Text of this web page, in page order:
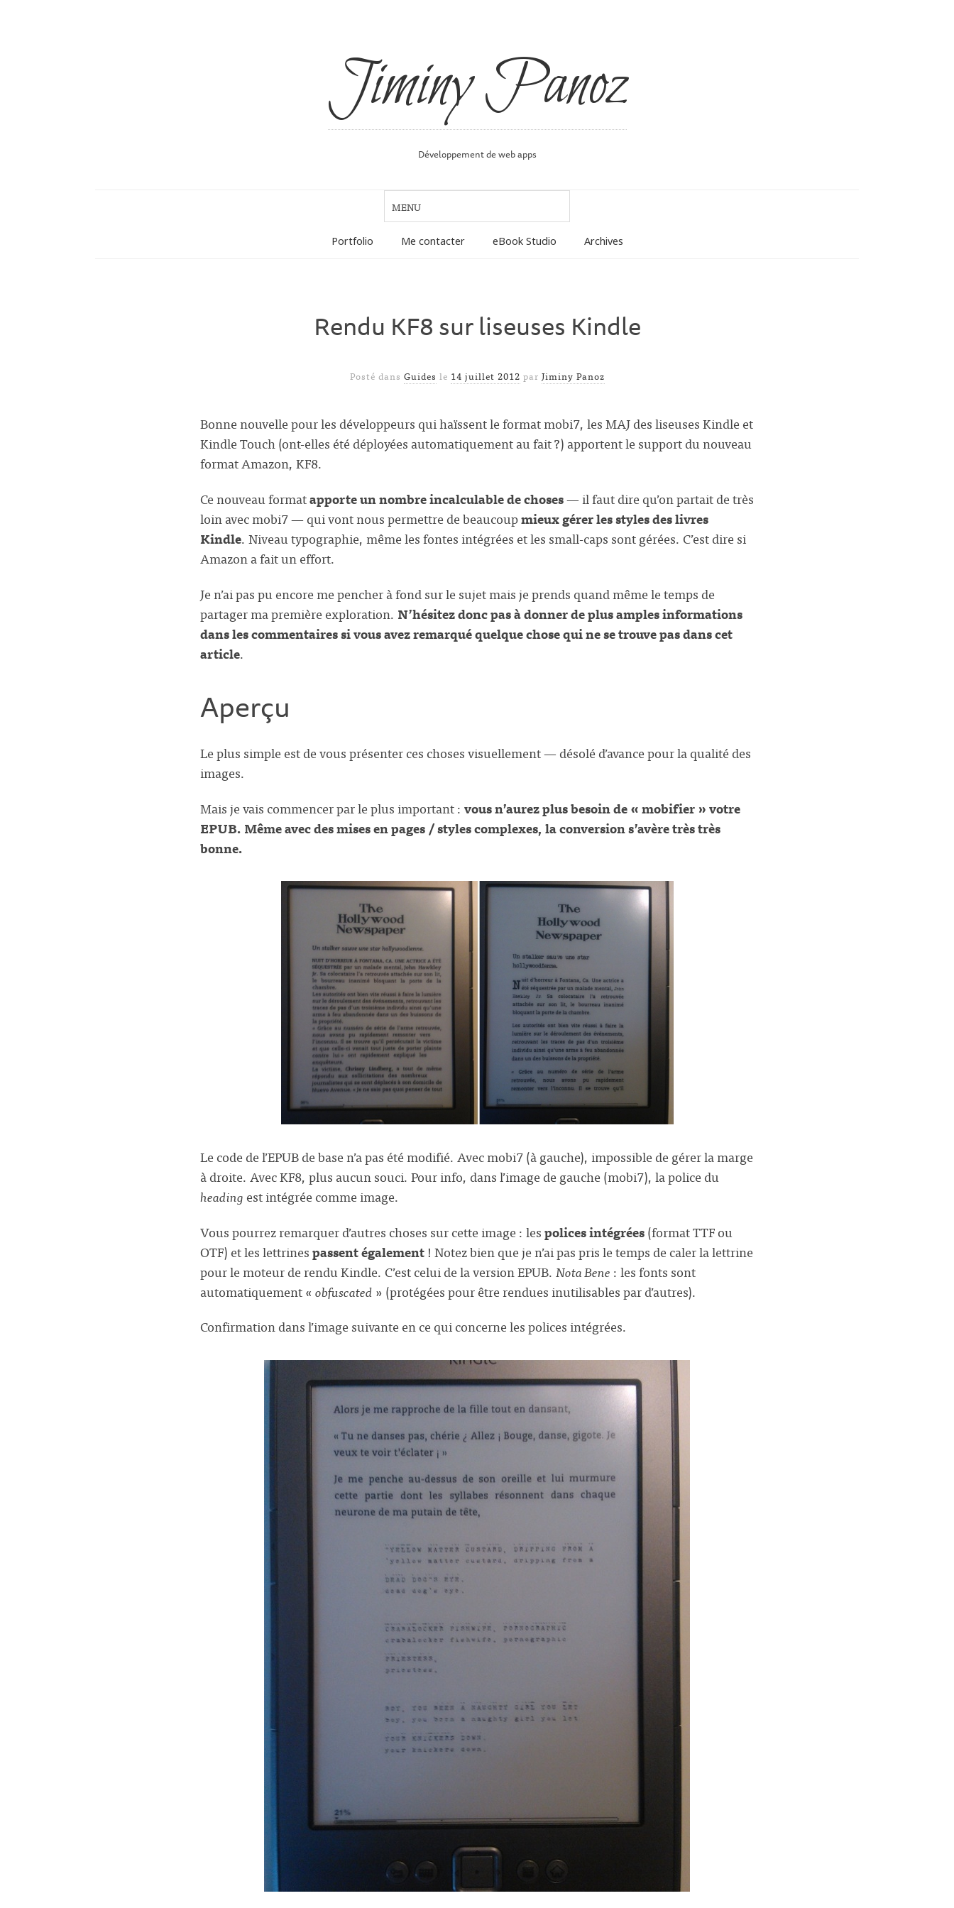
Jiminy Panoz
Développement de web apps
Portfolio Me contacter eBook Studio Archives
Rendu KF8 sur liseuses Kindle
Posté dans Guides le 14 juillet 2012 par Jiminy Panoz
Bonne nouvelle pour les développeurs qui haïssent le format mobi7, les MAJ des liseuses Kindle et
Kindle Touch (ont-elles été déployées automatiquement au fait ?) apportent le support du nouveau
format Amazon, KF8.
Ce nouveau formatapporte un nombre incalculable de choses— il faut dire qu’on partait de très
loin avec mobi7 — qui vont nous permettre de beaucoupmieux gérer les styles des livres
Kindle. Niveau typographie, même les fontes intégrées et les small-caps sont gérées. C’est dire si
Amazon a fait un effort.
Je n’ai pas pu encore me pencher à fond sur le sujet mais je prends quand même le temps de
partager ma première exploration. N’hésitez donc pas à donner de plus amples informations
dans les commentaires si vous avez remarqué quelque chose qui ne se trouve pas dans cet
article.
Aperçu
Le plus simple est de vous présenter ces choses visuellement — désolé d’avance pour la qualité des
images.
Mais je vais commencer par le plus important : vous n’aurez plus besoin de « mobifier » votre
EPUB. Même avec des mises en pages / styles complexes, la conversion s’avère très très
bonne.
Le code de l’EPUB de base n’a pas été modifié. Avec mobi7 (à gauche), impossible de gérer la marge
à droite. Avec KF8, plus aucun souci. Pour info, dans l’image de gauche (mobi7), la police du
heading est intégrée comme image.
Vous pourrez remarquer d’autres choses sur cette image : lespolices intégrées(format TTF ou
OTF) et les lettrinespassent également! Notez bien que je n’ai pas pris le temps de caler la lettrine
pour le moteur de rendu Kindle. C’est celui de la version EPUB. Nota Bene : les fonts sont
automatiquement « obfuscated » (protégées pour être rendues inutilisables par d’autres).
Confirmation dans l’image suivante en ce qui concerne les polices intégrées.